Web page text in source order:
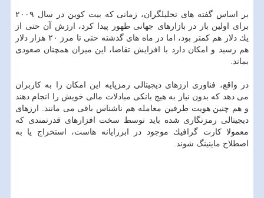
بر اساس گفته های تحلیلگران، زمانی كه بیت كوین در سال ۲۰۰۹
برای اولین بار در بازارهای جهانی ظهور پیدا كرد، ارزش آن حتی از
یك دلار هم كمتر بود، اما در ماه های گذشته حتی تا مرز ۲۰ هزار دلار
هم رسید و امكان دارد با افزایش تقاضا، این میزان همچنان صعودی
بماند.
در واقع، فناوری ارزهای دیجیتالی رمزپایه این امكان را به كاربران
می دهد كه بدون نیاز به هیچ بانكی مبادلات مالی خویش را انجام دهند
و هم چنین هویت طرفین معامله هم ناشناس باقی می مانند. ارزهای
دیجیتالی رمزنگاری شده باید توسط سخت افزارهای قدرتمندی كه
معمولا كارت گرافیك موجود در ابررایانه هاست، استخراج یا به
اصطلاح ماینینگ شوند.